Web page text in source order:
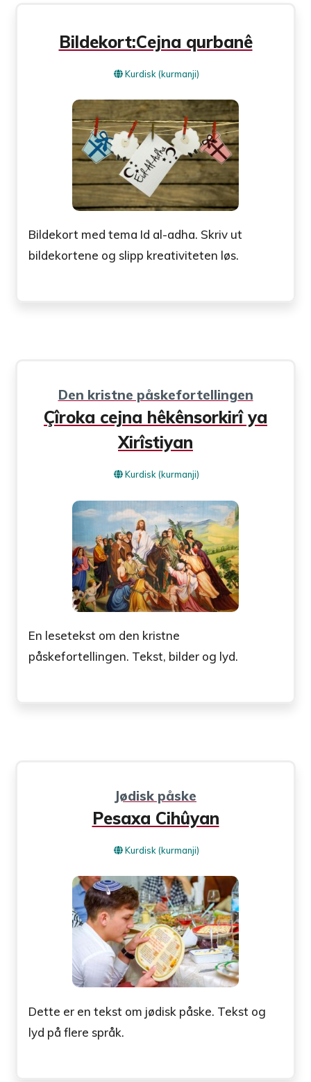
Bildekort:Cejna qurbanê
Kurdisk (kurmanji)
Bildekort med tema Id al-adha. Skriv ut
bildekortene og slipp kreativiteten løs.
Den kristne påskefortellingen
Çîroka cejna hêkênsorkirî ya
Xirîstiyan
Kurdisk (kurmanji)
En lesetekst om den kristne
påskefortellingen. Tekst, bilder og lyd.
Jødisk påske
Pesaxa Cihûyan
Kurdisk (kurmanji)
Dette er en tekst om jødisk påske. Tekst og
lyd på flere språk.